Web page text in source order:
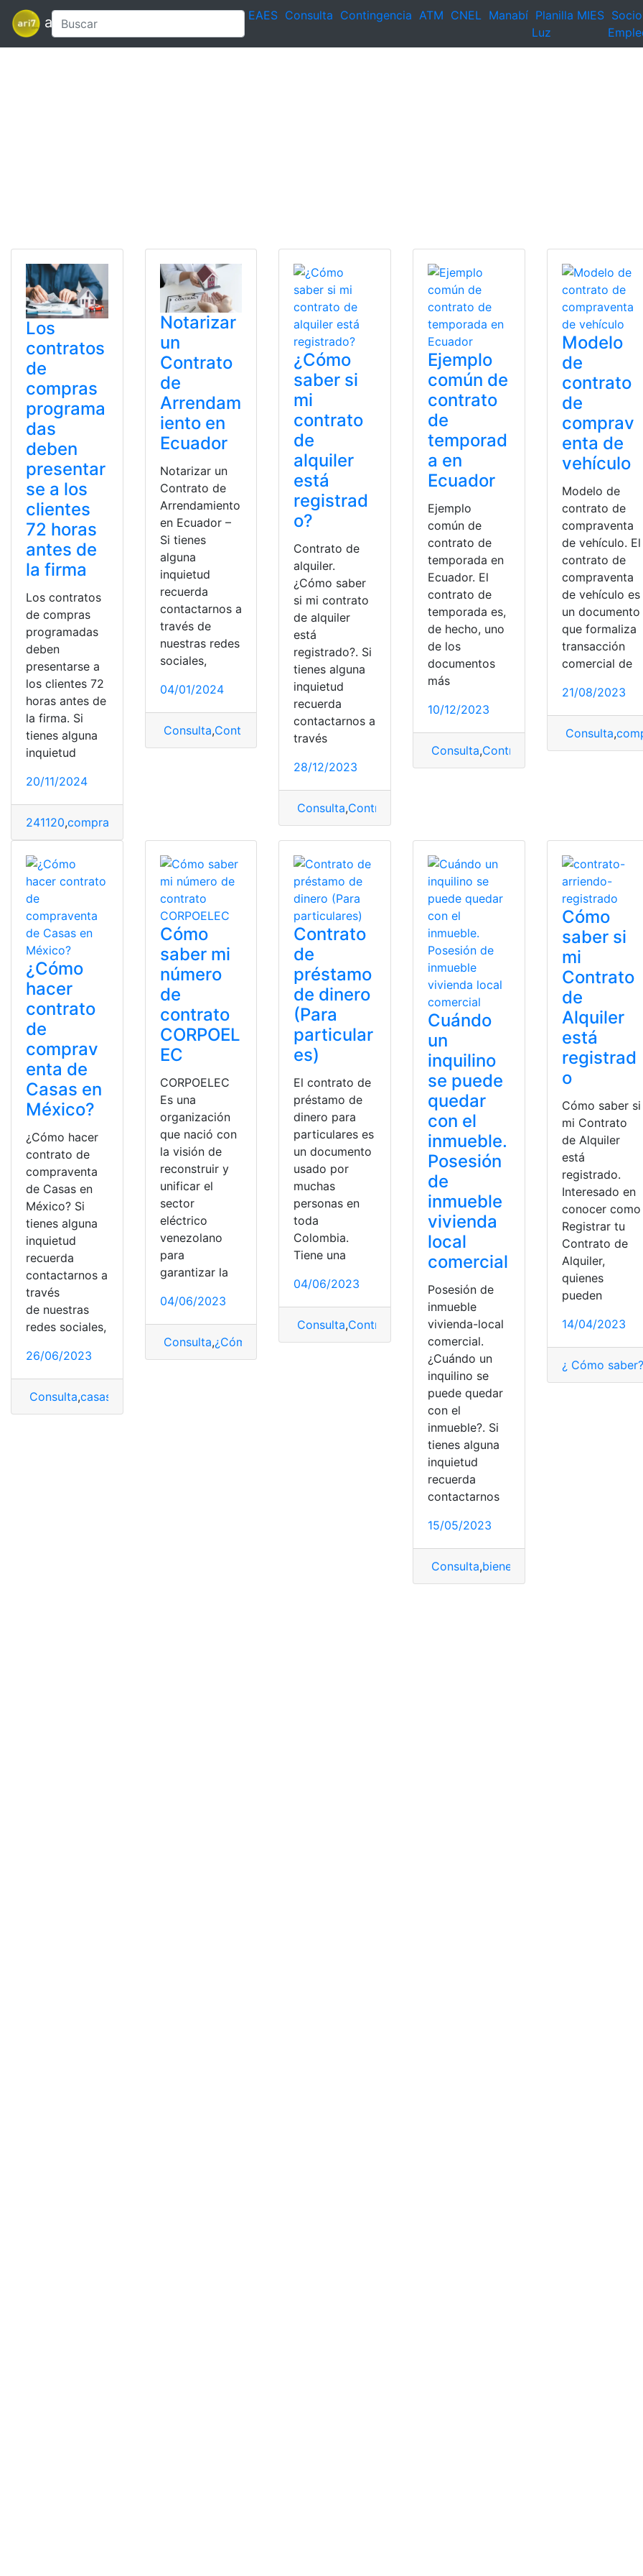
ari7 EAES Consulta Contingencia ATM CNEL Manabí Planilla
Luz
MIES Socio
Los
contratos
de
compras
programa
das
deben
presentar
se a los
clientes
72 horas
antes de
la firma
Los contratos
de compras
programadas
deben
presentarse a
los clientes 72
horas antes de
la firma. Si
tienes alguna
inquietud
20/11/2024
241120,compras transparencia
Notarizar
un
Contrato
de
Arrendam
iento en
Ecuador
Notarizar un
Contrato de
Arrendamiento
en Ecuador –
Si tienes
alguna
inquietud
recuerda
contactarnos a
través de
nuestras redes
sociales,
04/01/2024
Consulta,Contrato Contrato de Arrendamiento,Notarizar
¿Cómo
saber si
mi
contrato
de
alquiler
está
registrad
o?
Contrato de
alquiler.
¿Cómo saber
si mi contrato
de alquiler
está
registrado?. Si
tienes alguna
inquietud
recuerda
contactarnos a
través
28/12/2023
Consulta,Contrato
Ejemplo
común de
contrato
de
temporad
a en
Ecuador
Ejemplo
común de
contrato de
temporada en
Ecuador. El
contrato de
temporada es,
de hecho, uno
de los
documentos
más
10/12/2023
Consulta,Contrato ejemplo,temporada
Modelo
de
contrato
de
comprav
enta de
vehículo
Modelo de
contrato de
compraventa
de vehículo. El
contrato de
compraventa
de vehículo es
un documento
que formaliza
transacción
comercial de
21/08/2023
Consulta,
¿Cómo
hacer
contrato
de
comprav
enta de
Casas en
México?
¿Cómo hacer
contrato de
compraventa
de Casas en
México? Si
tienes alguna
inquietud
recuerda
contactarnos a
través
de nuestras
redes sociales,
26/06/2023
Consulta,casas
Cómo
saber mi
número
de
contrato
CORPOEL
EC
CORPOELEC
Es una
organización
que nació con
la visión de
reconstruir y
unificar el
sector
eléctrico
venezolano
para
garantizar la
04/06/2023
Consulta,¿Cómo saber?,Contrato,Corpoelec Número,saber
Contrato
de
préstamo
de dinero
(Para
particular
es)
El contrato de
préstamo de
dinero para
particulares es
un documento
usado por
muchas
personas en
toda
Colombia.
Tiene una
04/06/2023
Consulta,Contrato dinero,Préstamo
Cuándo
un
inquilino
se puede
quedar
con el
inmueble.
Posesión
de
inmueble
vivienda
local
comercial
Posesión de
inmueble
vivienda-local
comercial.
¿Cuándo un
inquilino se
puede quedar
con el
inmueble?. Si
tienes alguna
inquietud
recuerda
contactarnos
15/05/2023
Consulta,bienes inmuebles
Cómo
saber si
mi
Contrato
de
Alquiler
está
registrad
o
Cómo saber si
mi Contrato
de Alquiler
está
registrado.
Interesado en
conocer como
Registrar tu
Contrato de
Alquiler,
quienes
pueden
14/04/2023
¿ Cómo saber?